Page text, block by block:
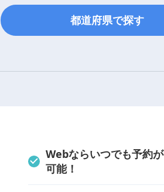
都道府県で探す
Webならいつでも予約が
可能！